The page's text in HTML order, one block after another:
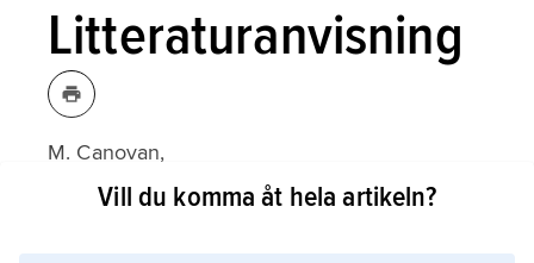
Litteraturanvisning
M. Canovan,
PopulismVill du komma åt hela artikeln?